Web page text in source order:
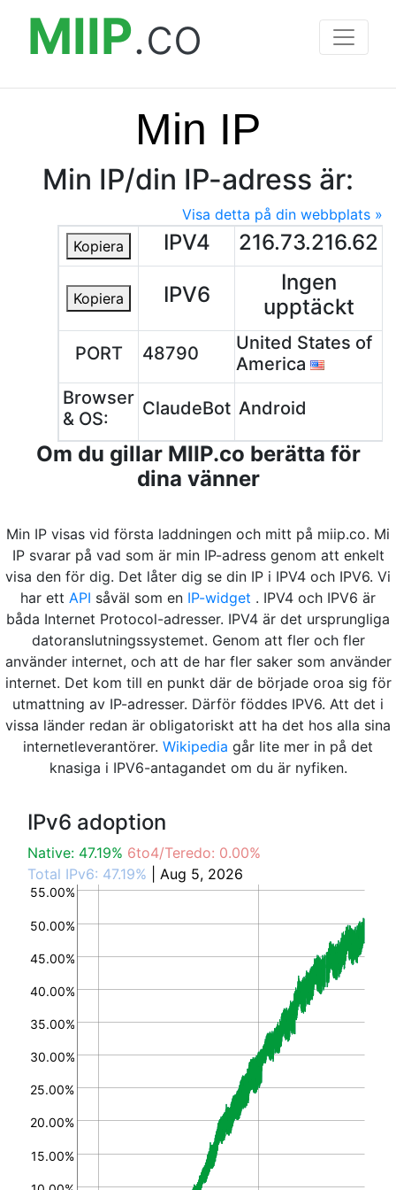
MIIP.co
Min IP
Min IP/din IP-adress är:
Visa detta på din webbplats »
Kopiera
IPV4 216.73.216.62
Kopiera IPV6
Ingen
upptäckt
PORT 48790
United States of
America
Browser
& OS:
ClaudeBot Android
Om du gillar MIIP.co berätta för
dina vänner
Min IP visas vid första laddningen och mitt på miip.co. Mi
IP svarar på vad som är min IP-adress genom att enkelt
visa den för dig. Det låter dig se din IP i IPV4 och IPV6. Vi
har ett API såväl som en IP-widget . IPV4 och IPV6 är
båda Internet Protocol-adresser. IPV4 är det ursprungliga
datoranslutningssystemet. Genom att fler och fler
använder internet, och att de har fler saker som använder
internet. Det kom till en punkt där de började oroa sig för
utmattning av IP-adresser. Därför föddes IPV6. Att det i
vissa länder redan är obligatoriskt att ha det hos alla sina
internetleverantörer. Wikipedia går lite mer in på det
knasiga i IPV6-antagandet om du är nyfiken.
IPv6 adoption
Native: 47.19% 6to4/Teredo: 0.00%
Total IPv6: 47.19% | Aug 5, 2026
15.00%
20.00%
25.00%
30.00%
35.00%
40.00%
45.00%
50.00%
55.00%